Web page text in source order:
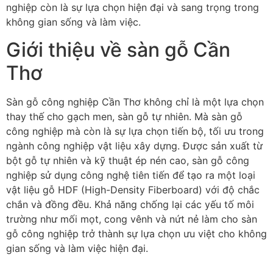
nghiệp còn là sự lựa chọn hiện đại và sang trọng trong
không gian sống và làm việc.
Giới thiệu về sàn gỗ Cần
Thơ
Sàn gỗ công nghiệp Cần Thơ không chỉ là một lựa chọn
thay thế cho gạch men, sàn gỗ tự nhiên. Mà sàn gỗ
công nghiệp mà còn là sự lựa chọn tiến bộ, tối ưu trong
ngành công nghiệp vật liệu xây dựng. Được sản xuất từ
bột gỗ tự nhiên và kỹ thuật ép nén cao, sàn gỗ công
nghiệp sử dụng công nghệ tiên tiến để tạo ra một loại
vật liệu gỗ HDF (High-Density Fiberboard) với độ chắc
chắn và đồng đều. Khả năng chống lại các yếu tố môi
trường như mối mọt, cong vênh và nứt nẻ làm cho sàn
gỗ công nghiệp trở thành sự lựa chọn ưu việt cho không
gian sống và làm việc hiện đại.